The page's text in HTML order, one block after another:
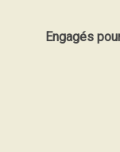
Engagés